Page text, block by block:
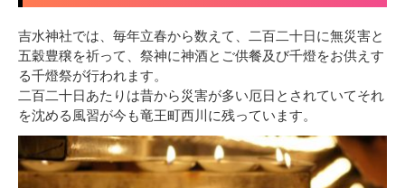
吉水神社では、毎年立春から数えて、二百二十日に無災害と
五穀豊穣を祈って、祭神に神酒とご供餐及び千燈をお供えす
る千燈祭が行われます。
二百二十日あたりは昔から災害が多い厄日とされていてそれ
を沈める風習が今も竜王町西川に残っています。